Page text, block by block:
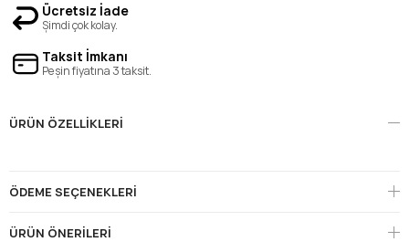
Ücretsiz İade
Şimdi çok kolay.
Taksit İmkanı
Peşin fiyatına 3 taksit.
ÜRÜN ÖZELLIKLERI
ÖDEME SEÇENEKLERI
ÜRÜN ÖNERILERI